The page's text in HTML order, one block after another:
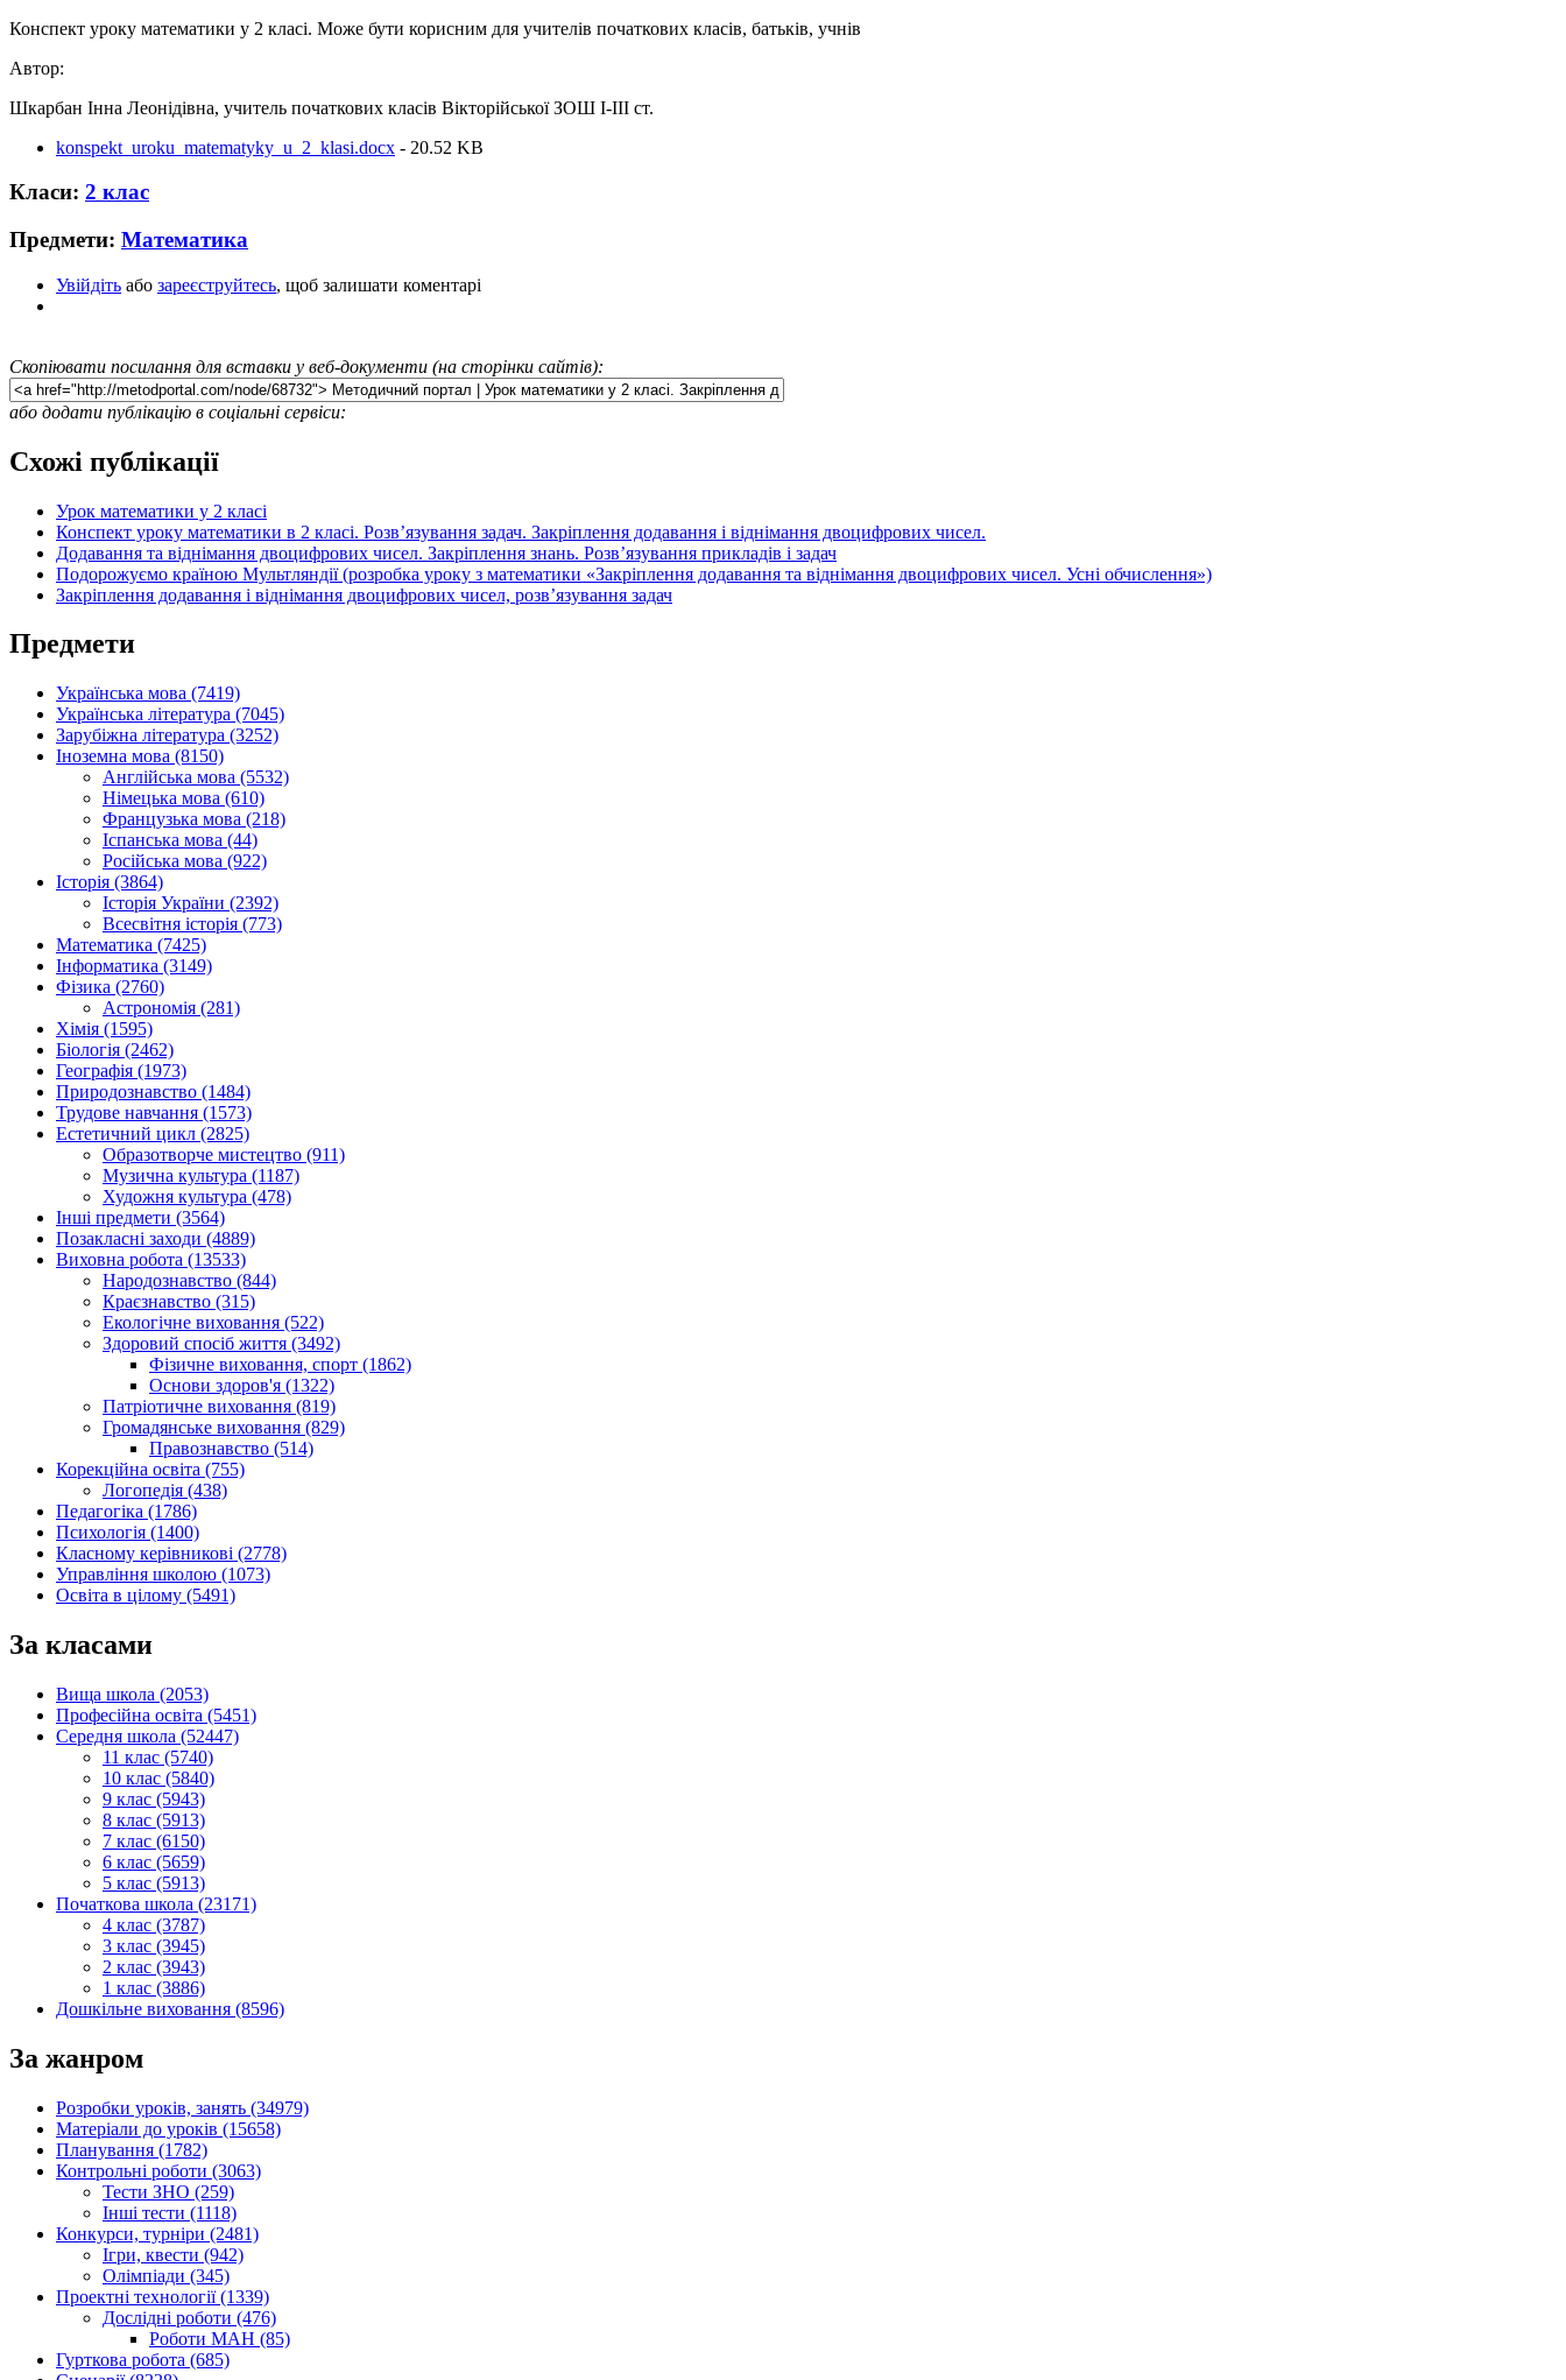
Конспект уроку математики у 2 класі. Може бути корисним для учителів початкових класів, батьків, учнів
Автор:
Шкарбан Інна Леонідівна, учитель початкових класів Вікторійської ЗОШ І-ІІІ ст.
konspekt_uroku_matematyky_u_2_klasi.docx - 20.52 KB
Класи: 2 клас
Предмети: Математика
Увійдіть або зареєструйтесь, щоб залишати коментарі
Скопіювати посилання для вставки у веб-документи (на сторінки сайтів):
або додати публікацію в соціальні сервіси:
Схожі публікації
Урок математики у 2 класі
Конспект уроку математики в 2 класі. Розв’язування задач. Закріплення додавання і віднімання двоцифрових чисел.
Додавання та віднімання двоцифрових чисел. Закріплення знань. Розв’язування прикладів і задач
Подорожуємо країною Мультляндії (розробка уроку з математики «Закріплення додавання та віднімання двоцифрових чисел. Усні обчислення»)
Закріплення додавання і віднімання двоцифрових чисел, розв’язування задач
Предмети
Українська мова (7419)
Українська література (7045)
Зарубіжна література (3252)
Іноземна мова (8150)
Англійська мова (5532)
Німецька мова (610)
Французька мова (218)
Іспанська мова (44)
Російська мова (922)
Історія (3864)
Історія України (2392)
Всесвітня історія (773)
Математика (7425)
Інформатика (3149)
Фізика (2760)
Астрономія (281)
Хімія (1595)
Біологія (2462)
Географія (1973)
Природознавство (1484)
Трудове навчання (1573)
Естетичний цикл (2825)
Образотворче мистецтво (911)
Музична культура (1187)
Художня культура (478)
Інші предмети (3564)
Позакласні заходи (4889)
Виховна робота (13533)
Народознавство (844)
Краєзнавство (315)
Екологічне виховання (522)
Здоровий спосіб життя (3492)
Фізичне виховання, спорт (1862)
Основи здоров'я (1322)
Патріотичне виховання (819)
Громадянське виховання (829)
Правознавство (514)
Корекційна освіта (755)
Логопедія (438)
Педагогіка (1786)
Психологія (1400)
Класному керівникові (2778)
Управління школою (1073)
Освіта в цілому (5491)
За класами
Вища школа (2053)
Професійна освіта (5451)
Середня школа (52447)
11 клас (5740)
10 клас (5840)
9 клас (5943)
8 клас (5913)
7 клас (6150)
6 клас (5659)
5 клас (5913)
Початкова школа (23171)
4 клас (3787)
3 клас (3945)
2 клас (3943)
1 клас (3886)
Дошкільне виховання (8596)
За жанром
Розробки уроків, занять (34979)
Матеріали до уроків (15658)
Планування (1782)
Контрольні роботи (3063)
Тести ЗНО (259)
Інші тести (1118)
Конкурси, турніри (2481)
Ігри, квести (942)
Олімпіади (345)
Проектні технології (1339)
Дослідні роботи (476)
Роботи МАН (85)
Гурткова робота (685)